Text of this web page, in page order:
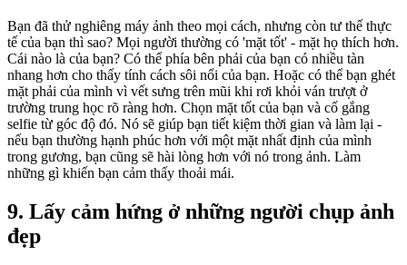
Bạn đã thử nghiêng máy ảnh theo mọi cách, nhưng còn tư thế thực
tế của bạn thì sao? Mọi người thường có 'mặt tốt' - mặt họ thích hơn.
Cái nào là của bạn? Có thể phía bên phải của bạn có nhiều tàn
nhang hơn cho thấy tính cách sôi nổi của bạn. Hoặc có thể bạn ghét
mặt phải của mình vì vết sưng trên mũi khi rơi khỏi ván trượt ở
trường trung học rõ ràng hơn. Chọn mặt tốt của bạn và cố gắng
selfie từ góc độ đó. Nó sẽ giúp bạn tiết kiệm thời gian và làm lại -
nếu bạn thường hạnh phúc hơn với một mặt nhất định của mình
trong gương, bạn cũng sẽ hài lòng hơn với nó trong ảnh. Làm
những gì khiến bạn cảm thấy thoải mái.
9. Lấy cảm hứng ở những người chụp ảnh
đẹp